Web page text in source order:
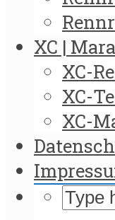
XC |
XC-
XC-
XC-